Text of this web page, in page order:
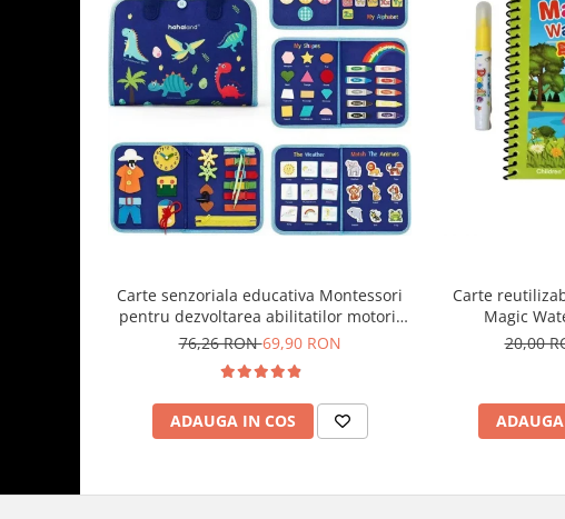
Carte senzoriala educativa Montessori
pentru dezvoltarea abilitatilor motorii
model dinozauri albastru 8 pagini
76,26 RON69,90 RON
ADAUGA IN COS
Carte
Magic
20,00